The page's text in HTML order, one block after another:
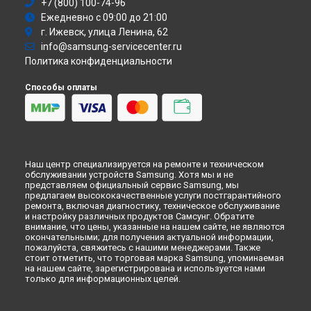
Ремонт духового шкафа BQ1D6G144 Samsung в
Ульяновске
Ремонт духового шкафа BQ1D6G144 Samsung в
Ремонт духового шкафа BQ1D6G144 Samsung в
Петербурге
Атс
Смарт-часы
Варочная панель
Посудомоечная машина
Морозильная камера
Кондиционер
Духовой шкаф
Вытяжка
+7 (800) 100-74-96
Ежедневно с 09:00 до 21:00
г. Ижевск, улица Ленина, 62
info@samsung-servicecenter.ru
Политика конфиденциальности
Способы оплаты
Наш центр специализируется на ремонте и техническом
обслуживании устройств Samsung. Хотя мы и не
представляем официальный сервис Samsung, мы
предлагаем высококачественные услуги постгарантийного
ремонта, включая диагностику, техническое обслуживание
и настройку различных продуктов Самсунг. Обратите
внимание, что цены, указанные на нашем сайте, не являются
окончательными; для получения актуальной информации,
пожалуйста, свяжитесь с нашими менеджерами. Также
стоит отметить, что торговая марка Samsung, упоминаемая
на нашем сайте, зарегистрирована и используется нами
только для информационных целей.